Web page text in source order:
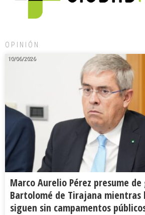
OPINIÓN
10/06/2026
Marco Aurelio Pérez presume
Bartolomé de Tirajana
siguen sin campamentos